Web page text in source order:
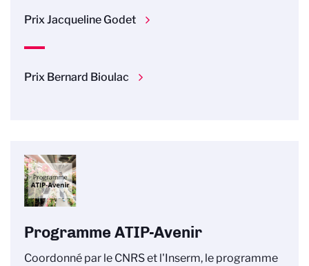
Prix Jacqueline Godet
Prix Bernard Bioulac
Programme ATIP-Avenir
Coordonné par le CNRS et l'Inserm, le programme